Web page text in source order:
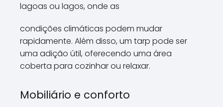
lagoas ou lagos, onde as
condições climáticas podem mudar
rapidamente. Além disso, um tarp pode ser
uma adição útil, oferecendo uma área
coberta para cozinhar ou relaxar.
Mobiliário e conforto